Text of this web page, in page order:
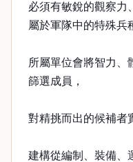
必須有敏銳的觀察力
屬於軍隊中的特殊兵
所屬單位會將智力、
篩選成員，
對精挑而出的候補者
建構從編制、裝備、